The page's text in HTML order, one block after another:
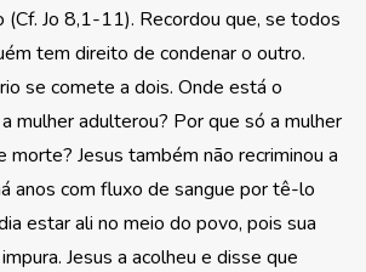
Jo 8,1-11). Recordou que, se todos
tem direito de condenar o outro.
se comete a dois. Onde está o
mulher adulterou? Por que só a mulher
morte? Jesus também não recriminou a
anos com fluxo de sangue por tê-lo
estar ali no meio do povo, pois sua
Jesus a acolheu e disse que